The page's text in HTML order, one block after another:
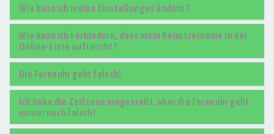
Wie kann ich meine Einstellungen ändern?
Wie kann ich verhindern, dass mein Benutzername in der
Online-Liste auftaucht?
Die Forenuhr geht falsch!
Ich habe die Zeitzone eingestellt, aber die Forenuhr geht
immer noch falsch!